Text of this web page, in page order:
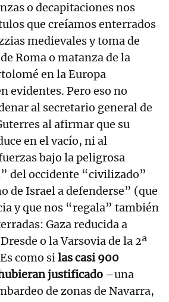
o decapitaciones nos
que creíamos enterrados
medievales y toma de
Roma o matanza de la
en la Europa
evidentes. Pero eso no
al secretario general de
al afirmar que su
en el vacío, ni al
bajo la peligrosa
del occidente “civilizado”
de Israel a defenderse” (que
y que nos “regala” también
Gaza reducida a
o la Varsovia de la 2ª
como silas casi 900
justificado –una
de zonas de Navarra,